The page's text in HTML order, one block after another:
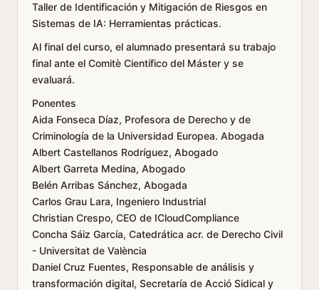
Taller de Identificación y Mitigación de Riesgos en
Sistemas de IA: Herramientas prácticas.
Al final del curso, el alumnado presentará su trabajo
final ante el Comitè Científico del Máster y se
evaluará.
Ponentes
Aida Fonseca Díaz, Profesora de Derecho y de
Criminología de la Universidad Europea. Abogada
Albert Castellanos Rodríguez, Abogado
Albert Garreta Medina, Abogado
Belén Arribas Sánchez, Abogada
Carlos Grau Lara, Ingeniero Industrial
Christian Crespo, CEO de ICloudCompliance
Concha Sáiz García, Catedrática acr. de Derecho Civil
- Universitat de València
Daniel Cruz Fuentes, Responsable de análisis y
transformación digital, Secretaría de Acció Sidical y